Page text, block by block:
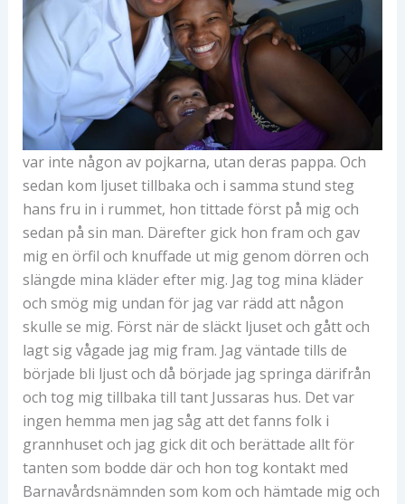
var inte någon av pojkarna, utan deras pappa. Och
sedan kom ljuset tillbaka och i samma stund steg
hans fru in i rummet, hon tittade först på mig och
sedan på sin man. Därefter gick hon fram och gav
mig en örfil och knuffade ut mig genom dörren och
slängde mina kläder efter mig. Jag tog mina kläder
och smög mig undan för jag var rädd att någon
skulle se mig. Först när de släckt ljuset och gått och
lagt sig vågade jag mig fram. Jag väntade tills de
började bli ljust och då började jag springa därifrån
och tog mig tillbaka till tant Jussaras hus. Det var
ingen hemma men jag såg att det fanns folk i
grannhuset och jag gick dit och berättade allt för
tanten som bodde där och hon tog kontakt med
Barnavårdsnämnden som kom och hämtade mig och